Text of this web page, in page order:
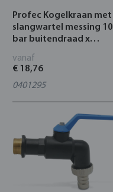
Profec Kogelkraan met
slangwartel messing 10
bar buitendraad x
vanaf
€ 18,76
0401295